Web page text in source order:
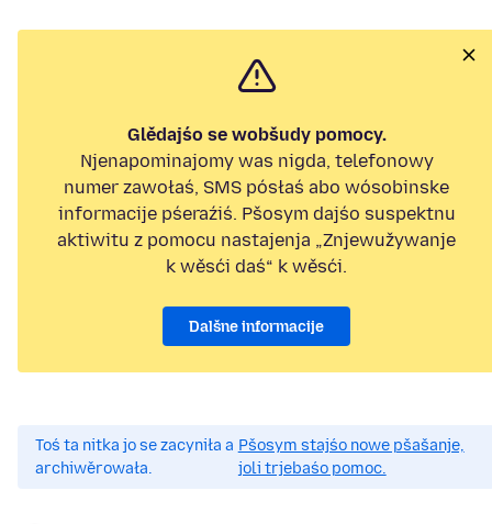
Glědajśo se wobšudy pomocy.
Njenapominajomy was nigda, telefonowy
numer zawołaś, SMS pósłaś abo wósobinske
informacije pśeraźiś. Pšosym dajśo suspektnu
aktiwitu z pomocu nastajenja „Znjewužywanje
k wěsći daś“ k wěsći.
Dalšne informacije
Toś ta nitka jo se zacyniła a
archiwěrowała.
Pšosym stajśo nowe pšašanje,
joli trjebaśo pomoc.